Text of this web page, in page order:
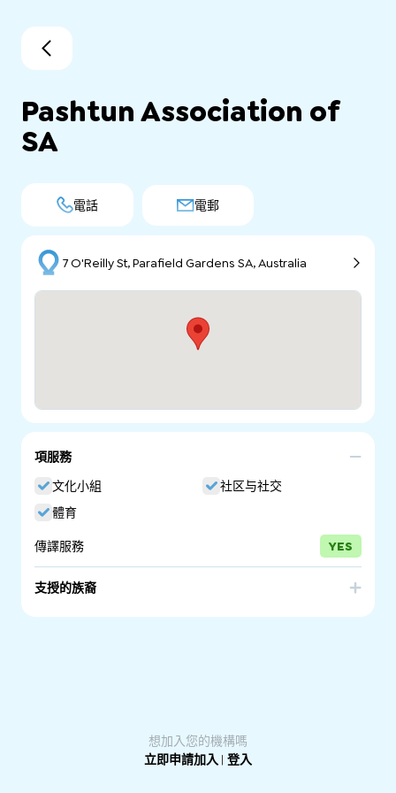
Pashtun Association of
SA
電話 電郵
7 O'Reilly St, Parafield Gardens SA, Australia
項服務
文化小組
社区与社交
體育
傳譯服務 YES
支授的族裔
想加入您的機構嗎
立即申請加入 | 登入